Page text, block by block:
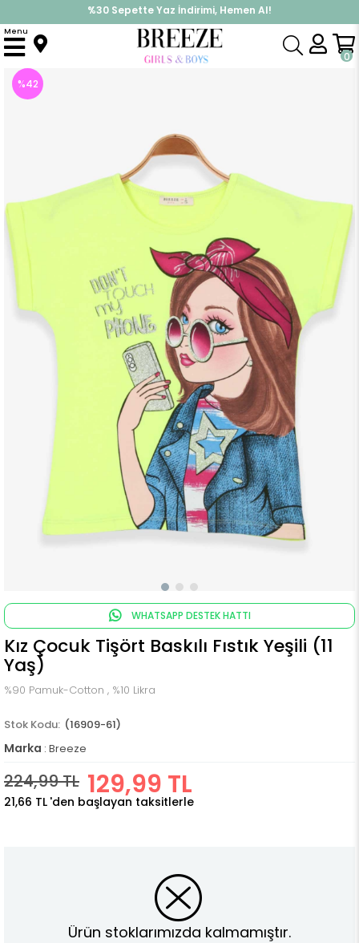
%30 Sepette Yaz İndirimi, Hemen Al!
İndirimlere ek %10 İndirimi Kap, Hemen Üye Ol!
0
Menu
Anasayfa Üst Giyim Tişört
%42
WHATSAPP DESTEK HATTI
Kız Çocuk Tişört Baskılı Fıstık Yeşili (11
Yaş)
%90 Pamuk-Cotton , %10 Likra
(16909-61)
Marka : Breeze
224,99 TL 129,99 TL
21,66 TL 'den başlayan taksitlerle
Ürün stoklarımızda kalmamıştır.